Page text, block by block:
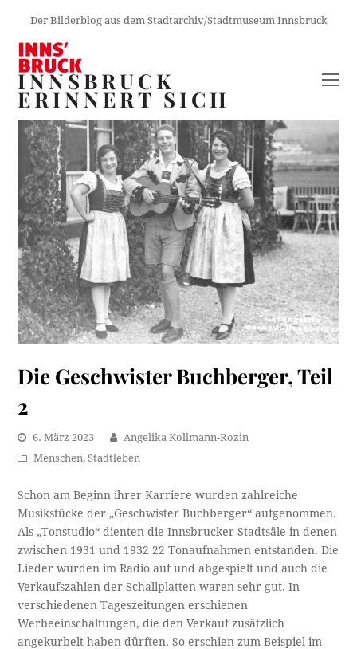
Der Bilderblog aus dem Stadtarchiv/Stadtmuseum Innsbruck
INNSBRUCK
ERINNERT SICH
Die Geschwister Buchberger, Teil
2
6. März 2023
Angelika Kollmann-Rozin
Menschen,Stadtleben
Schon am Beginn ihrer Karriere wurden zahlreiche
Musikstücke der „Geschwister Buchberger“ aufgenommen.
Als „Tonstudio“ dienten die Innsbrucker Stadtsäle in denen
zwischen 1931 und 1932 22 Tonaufnahmen entstanden. Die
Lieder wurden im Radio auf und abgespielt und auch die
Verkaufszahlen der Schallplatten waren sehr gut. In
verschiedenen Tageszeitungen erschienen
Werbeeinschaltungen, die den Verkauf zusätzlich
angekurbelt haben dürften. So erschien zum Beispiel im